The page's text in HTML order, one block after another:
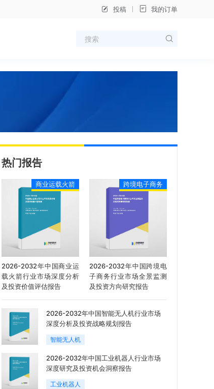
投稿 我的订单
热门报告
商业运载火箭
2026-2032年中国商业运
载火箭行业市场深度分析
及投资价值评估报告
跨境电子商务
2026-2032年中国跨境电
子商务行业市场全景监测
及投资方向研究报告
2026-2032年中国智能无人机行业市场
深度分析及投资战略规划报告
智能无人机
2026-2032年中国工业机器人行业市场
深度研究及投资机会洞察报告
工业机器人